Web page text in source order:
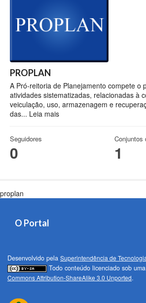
PROPLAN
A Pró-reitoria de Planejamento compete o
atividades sistematizadas, relacionadas à
veiculação, uso, armazenagem e
das... Leia mais
Seguidores
0
Conjuntos
1
proplan
O Portal
Desenvolvido pela Superintendência de
Todo conteúdo licenciado sob
Commons Attribution-ShareAlike 3.0 Unported.